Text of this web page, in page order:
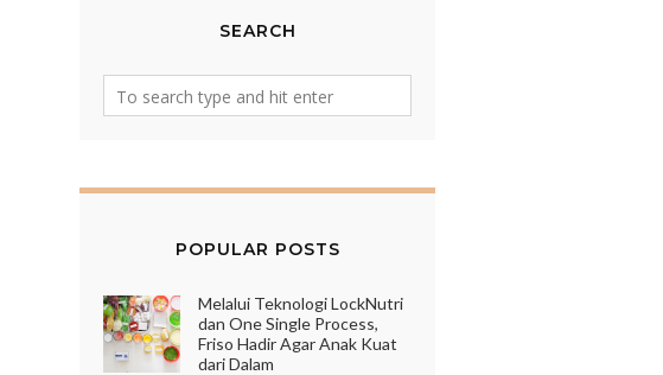
SEARCH
POPULAR POSTS
Melalui Teknologi LockNutri
dan One Single Process,
Friso Hadir Agar Anak Kuat
dari Dalam